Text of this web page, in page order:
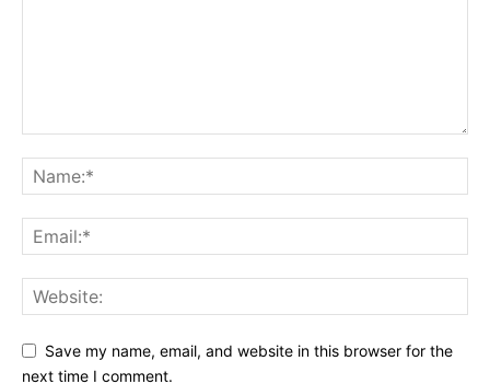
Save my name, email, and website in this browser for the
next time I comment.